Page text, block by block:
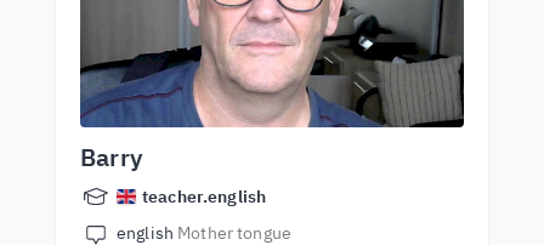
Barry
teacher.english
english Mother tongue